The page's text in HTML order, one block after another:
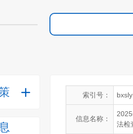
索引号：
信息名称：
法检